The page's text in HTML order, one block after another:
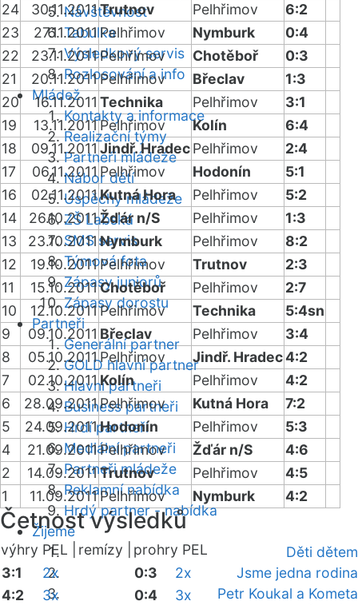
Návštěvnost
Tabulka
Výsledkový servis
Rozlosování a info
Mládež
Kontakty a informace
Realizační týmy
Partneři mládeže
Nábor dětí
Úspěchy mládeže
ZŠ Labská
SMS servis
Týmová fota
Zápasy juniorů
Zápasy dorostu
Partneři
Generální partner
GOLD hlavní partner
Hlavní partneři
Business partneři
Hrdí partneři
Mediální partneři
Partneři mládeže
Reklamní nabídka
Hrdý partner - nabídka
Žijeme
Děti dětem
Jsme jedna rodina
Petr Koukal a Kometa
24
30.11.2011Trutnov Pelhřimov
6:2
23
27.11.2011 Pelhřimov Nymburk
0:4
22
23.11.2011Pelhřimov Chotěboř
0:3
21
20.11.2011Pelhřimov Břeclav
1:3
20
16.11.2011 Technika Pelhřimov
3:1
19
13.11.2011Pelhřimov Kolín
6:4
18
09.11.2011 Jindř. HradecPelhřimov
2:4
17
06.11.2011 Pelhřimov Hodonín
5:1
16
02.11.2011Kutná Hora Pelhřimov
5:2
14
26.10.2011Žďár n/S Pelhřimov
1:3
13
23.10.2011 Nymburk Pelhřimov
8:2
12
19.10.2011Pelhřimov Trutnov
2:3
11
15.10.2011Chotěboř Pelhřimov
2:7
10
12.10.2011Pelhřimov Technika
5:4sn
9
09.10.2011 Břeclav Pelhřimov
3:4
8
05.10.2011Pelhřimov Jindř. Hradec4:2
7
02.10.2011Kolín Pelhřimov
4:2
6
28.09.2011Pelhřimov Kutná Hora
7:2
5
24.09.2011Hodonín Pelhřimov
5:3
4
21.09.2011 Pelhřimov Žďár n/S
4:6
2
14.09.2011Trutnov Pelhřimov
4:5
1
11.09.2011Pelhřimov Nymburk 4:2
Četnost výsledků
výhry PEL | remízy |
prohry PEL
3:1
2x
4:2
3x
0:3
2x
0:4
3x